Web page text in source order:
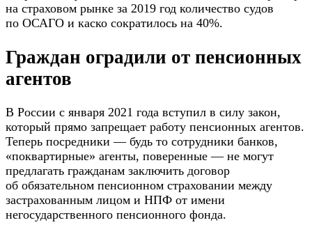
на страховом рынке за 2019 год количество судов
по ОСАГО и каско сократилось на 40%.
Граждан оградили от пенсионных
агентов
В России с января 2021 года вступил в силу закон,
который прямо запрещает работу пенсионных агентов.
Теперь посредники — будь то сотрудники банков,
«поквартирные» агенты, поверенные — не могут
предлагать гражданам заключить договор
об обязательном пенсионном страховании между
застрахованным лицом и НПФ от имени
негосударственного пенсионного фонда.